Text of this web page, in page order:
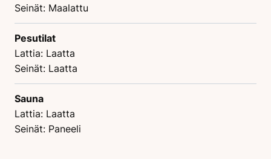
Seinät: Maalattu
Pesutilat
Lattia: Laatta
Seinät: Laatta
Sauna
Lattia: Laatta
Seinät: Paneeli